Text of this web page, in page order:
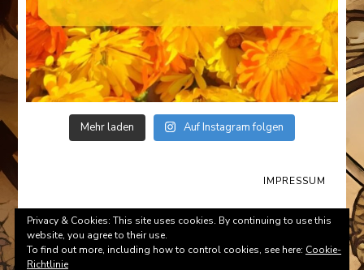
Mehr laden Auf Instagram folgen
© Copyright 2026Survival-Tips.de. All Rights Reserved.
IMPRESSUM
Privacy & Cookies: This site uses cookies. By continuing to use this
website, you agree to their use.
To find out more, including how to control cookies, see here: Cookie-
Richtlinie